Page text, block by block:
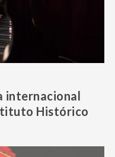
internacional
Histórico